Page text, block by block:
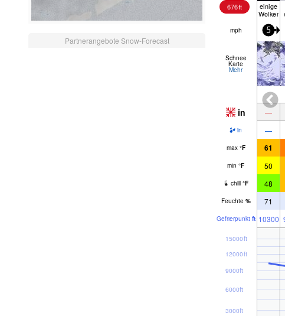
Partnerangebote Snow-Forecast
676ft einige
Wolken
mph 5
Schnee
Karte
Mehr
in —
in —
max °F 61
min °F 50
chill °F 48
Feuchte % 71
Gefrier­punkt ft 10300
3000ft
6000ft
9000ft
12000ft
15000ft